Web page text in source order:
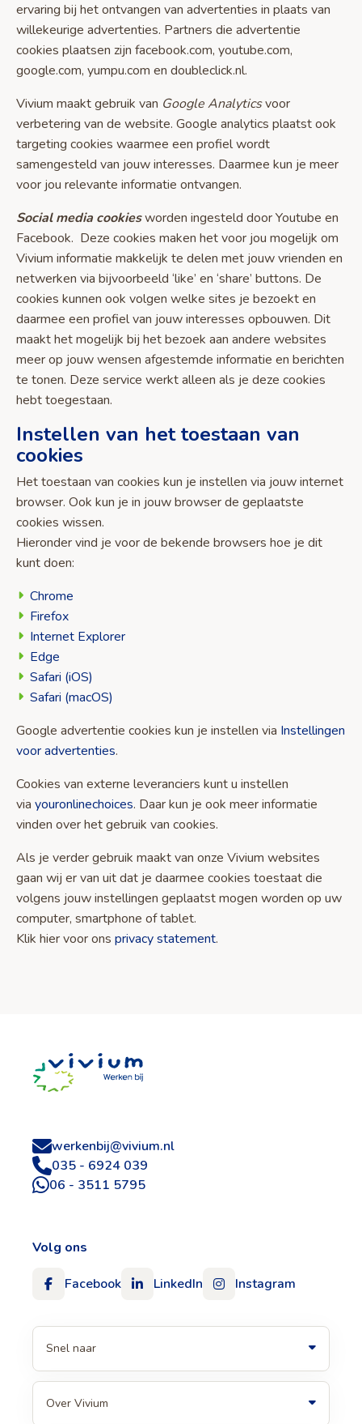
ervaring bij het ontvangen van advertenties in plaats van
willekeurige advertenties. Partners die advertentie
cookies plaatsen zijn facebook.com, youtube.com,
google.com, yumpu.com en doubleclick.nl.
Vivium maakt gebruik van Google Analyticsvoor
verbetering van de website. Google analytics plaatst ook
targeting cookies waarmee een profiel wordt
samengesteld van jouw interesses. Daarmee kun je meer
voor jou relevante informatie ontvangen.
Social media cookiesworden ingesteld door Youtube en
Facebook. Deze cookies maken het voor jou mogelijk om
Vivium informatie makkelijk te delen met jouw vrienden en
netwerken via bijvoorbeeld ‘like’ en ‘share’ buttons. De
cookies kunnen ook volgen welke sites je bezoekt en
daarmee een profiel van jouw interesses opbouwen. Dit
maakt het mogelijk bij het bezoek aan andere websites
meer op jouw wensen afgestemde informatie en berichten
te tonen. Deze service werkt alleen als je deze cookies
hebt toegestaan.
Instellen van het toestaan van
cookies
Het toestaan van cookies kun je instellen via jouw internet
browser. Ook kun je in jouw browser de geplaatste
cookies wissen.
Hieronder vind je voor de bekende browsers hoe je dit
kunt doen:
Chrome
Firefox
Internet Explorer
Edge
Safari (iOS)
Safari (macOS)
Google advertentie cookies kun je instellen via Instellingen
voor advertenties.
Cookies van externe leveranciers kunt u instellen
via youronlinechoices. Daar kun je ook meer informatie
vinden over het gebruik van cookies.
Als je verder gebruik maakt van onze Vivium websites
gaan wij er van uit dat je daarmee cookies toestaat die
volgens jouw instellingen geplaatst mogen worden op uw
computer, smartphone of tablet.
Klik hier voor ons privacy statement.
werkenbij@vivium.nl
035 - 6924 039
06 - 3511 5795
Snel naar
Over Vivium
Volg ons
Facebook LinkedIn Instagram